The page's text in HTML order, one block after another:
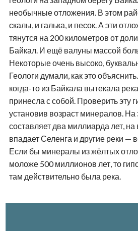
необычные отложения. В этом
скалы, и галька, и песок. А эти
тянутся на 200 километров от
Байкал. И ещё валуны массой
Некоторые очень высоко,
Геологи думали, как это
когда-то из Байкала вытекала
принесла с собой. Проверить эту
установив возраст минералов. На
составляет два миллиарда лет, на
впадает Селенга и другие реки —
Если бы минералы из жёлтых
моложе 500 миллионов лет, то
там действительно была река.